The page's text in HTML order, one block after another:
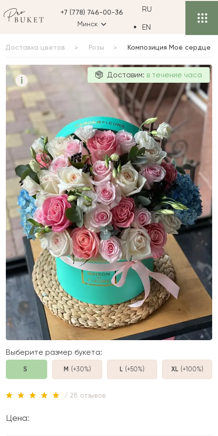
+7 (778) 746-00-36
Минск
RU
EN
Доставка цветов Розы Композиция Моё сердце
i
сердце
Доставим: в течение часа
Выберите размер букета:
S M (+30%) L (+50%) XL (+100%)
/ 28 отзывов
Цена: